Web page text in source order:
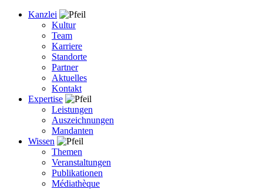
Kanzlei
Kultur
Team
Karriere
Standorte
Partner
Aktuelles
Kontakt
Expertise
Leistungen
Auszeichnungen
Mandanten
Wissen
Themen
Veranstaltungen
Publikationen
Médiathèque